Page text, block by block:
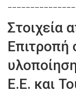
Στοιχεία
Επιτροπή
Ε.Ε. και